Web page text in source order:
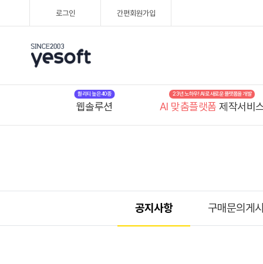
로그인 간편회원가입
웹솔루션
퀄리티 높은 40종
AI 맞춤플랫폼 제작서비
23년 노하우! AI로 새로운 플랫폼을 개발
공지사항 구매문의게